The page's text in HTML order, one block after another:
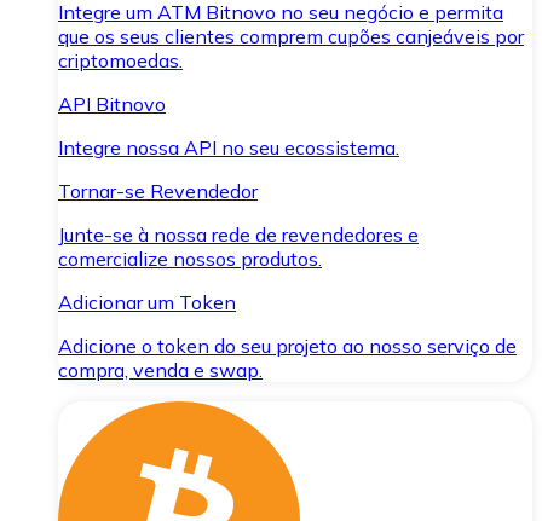
Integre um ATM Bitnovo no seu negócio e permita
que os seus clientes comprem cupões canjeáveis por
criptomoedas.
API Bitnovo
Integre nossa API no seu ecossistema.
Tornar-se Revendedor
Junte-se à nossa rede de revendedores e
comercialize nossos produtos.
Adicionar um Token
Adicione o token do seu projeto ao nosso serviço de
compra, venda e swap.